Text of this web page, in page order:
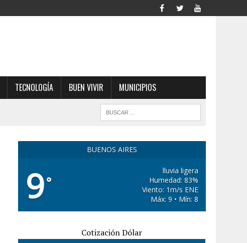
TECNOLOGÍA BUEN VIVIR MUNICIPIOS
BUENOS AIRES
9°
lluvia ligera
Humedad: 83%
Viento: 1m/s ENE
Máx: 9 • Mín: 8
Cotización Dólar